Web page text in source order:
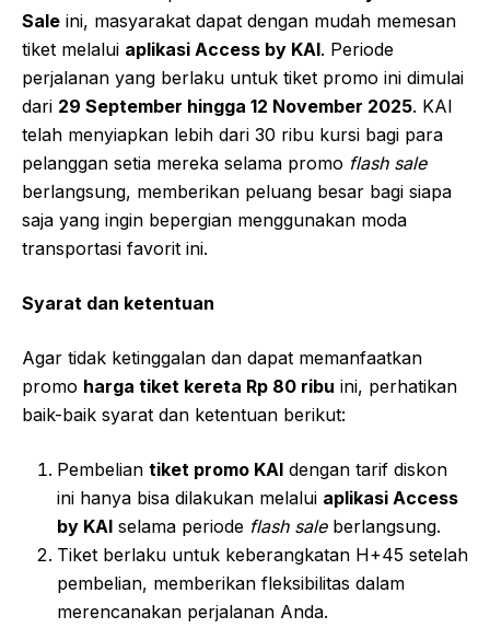
Sale ini, masyarakat dapat dengan mudah memesan
tiket melalui aplikasi Access by KAI. Periode
perjalanan yang berlaku untuk tiket promo ini dimulai
dari 29 September hingga 12 November 2025. KAI
telah menyiapkan lebih dari 30 ribu kursi bagi para
pelanggan setia mereka selama promo flash sale
berlangsung, memberikan peluang besar bagi siapa
saja yang ingin bepergian menggunakan moda
transportasi favorit ini.
Syarat dan ketentuan
Agar tidak ketinggalan dan dapat memanfaatkan
promo harga tiket kereta Rp 80 ribu ini, perhatikan
baik-baik syarat dan ketentuan berikut:
Pembelian tiket promo KAI dengan tarif diskon
ini hanya bisa dilakukan melalui aplikasi Access
by KAI selama periode flash saleberlangsung.
Tiket berlaku untuk keberangkatan H+45 setelah
pembelian, memberikan fleksibilitas dalam
merencanakan perjalanan Anda.